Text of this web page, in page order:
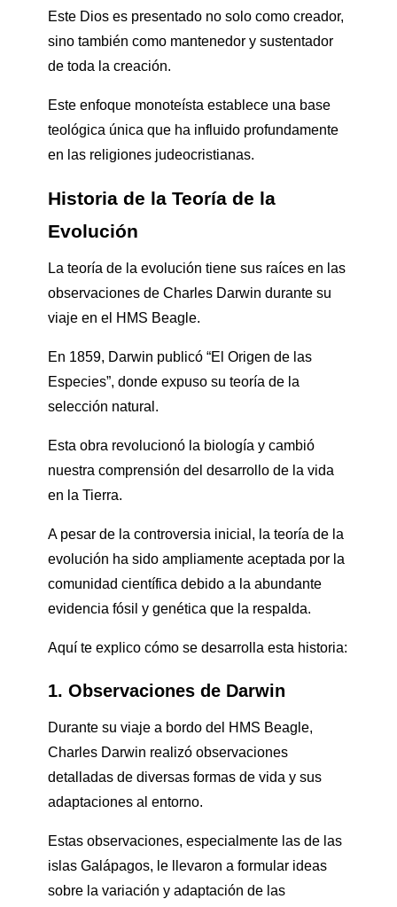
Este Dios es presentado no solo como creador,
sino también como mantenedor y sustentador
de toda la creación.
Este enfoque monoteísta establece una base
teológica única que ha influido profundamente
en las religiones judeocristianas.
Historia de la Teoría de la
Evolución
La teoría de la evolución tiene sus raíces en las
observaciones de Charles Darwin durante su
viaje en el HMS Beagle.
En 1859, Darwin publicó “El Origen de las
Especies”, donde expuso su teoría de la
selección natural.
Esta obra revolucionó la biología y cambió
nuestra comprensión del desarrollo de la vida
en la Tierra.
A pesar de la controversia inicial, la teoría de la
evolución ha sido ampliamente aceptada por la
comunidad científica debido a la abundante
evidencia fósil y genética que la respalda.
Aquí te explico cómo se desarrolla esta historia:
1. Observaciones de Darwin
Durante su viaje a bordo del HMS Beagle,
Charles Darwin realizó observaciones
detalladas de diversas formas de vida y sus
adaptaciones al entorno.
Estas observaciones, especialmente las de las
islas Galápagos, le llevaron a formular ideas
sobre la variación y adaptación de las